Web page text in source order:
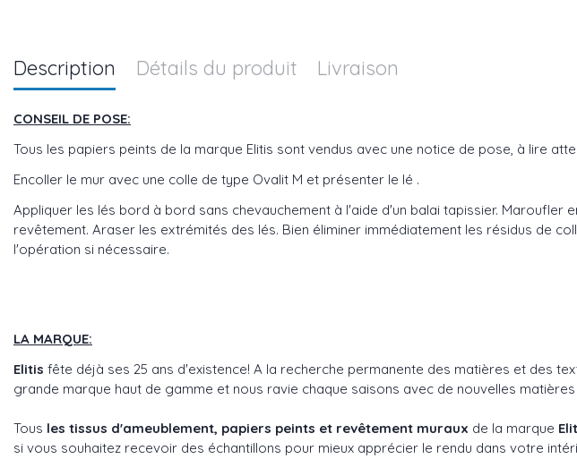
Description Détails du produit Livraison
CONSEIL DE POSE:
Tous les papiers peints de la marque Elitis sont vendus avec une notice de pose, à lire
Encoller le mur avec une colle de type Ovalit M et présenter le lé .
Appliquer les lés bord à bord sans chevauchement à l'aide d'un balai tapissier.
revêtement. Araser les extrémités des lés. Bien éliminer immédiatement les résidus de
l'opération si nécessaire.
LA MARQUE:
Elitis fête déjà ses 25 ans d'existence! A la recherche permanente des matières et des
grande marque haut de gamme et nous ravie chaque saisons avec de nouvelles
Tous les tissus d'ameublement, papiers peints et revêtement muraux de la marque
si vous souhaitez recevoir des échantillons pour mieux apprécier le rendu dans votre